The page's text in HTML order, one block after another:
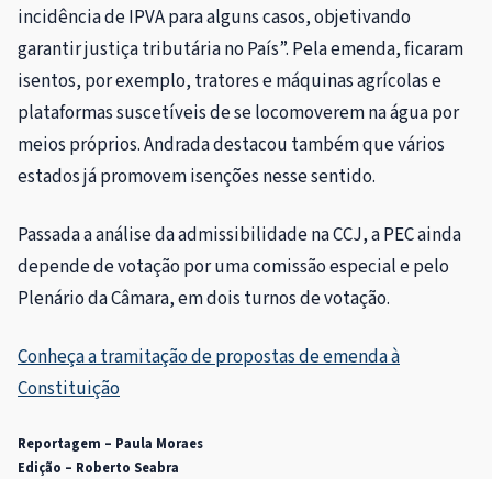
incidência de IPVA para alguns casos, objetivando
garantir justiça tributária no País”. Pela emenda, ficaram
isentos, por exemplo, tratores e máquinas agrícolas e
plataformas suscetíveis de se locomoverem na água por
meios próprios. Andrada destacou também que vários
estados já promovem isenções nesse sentido.
Passada a análise da admissibilidade na CCJ, a PEC ainda
depende de votação por umacomissão especiale pelo
Plenário da Câmara, em dois turnos de votação.
Conheça a tramitação de propostas de emenda à
Constituição
Reportagem – Paula Moraes
Edição – Roberto Seabra